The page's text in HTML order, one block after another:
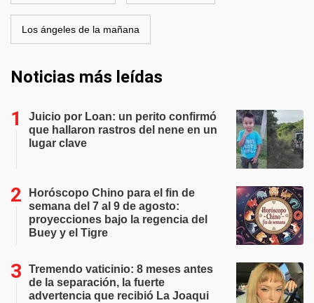
Los ángeles de la mañana
Noticias más leídas
Juicio por Loan: un perito confirmó
que hallaron rastros del nene en un
lugar clave
Horóscopo Chino para el fin de
semana del 7 al 9 de agosto:
proyecciones bajo la regencia del
Buey y el Tigre
Tremendo vaticinio: 8 meses antes
de la separación, la fuerte
advertencia que recibió La Joaqui